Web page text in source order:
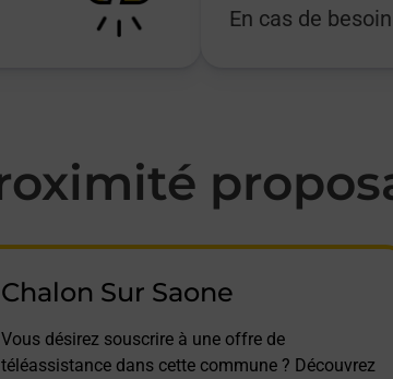
En cas de
Chalon Sur Saone
Vous désirez souscrire à une offre de
téléassistance dans cette commune ? Découvrez